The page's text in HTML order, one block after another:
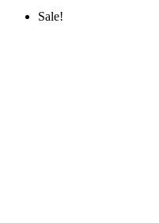
Sale!